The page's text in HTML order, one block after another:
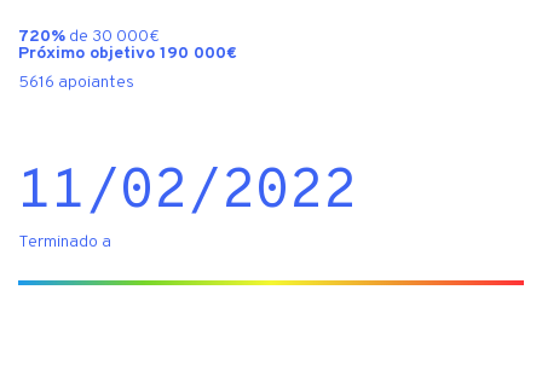
720% de 30 000€
Próximo objetivo 190 000€
5616 apoiantes
11/02/2022
Terminado a